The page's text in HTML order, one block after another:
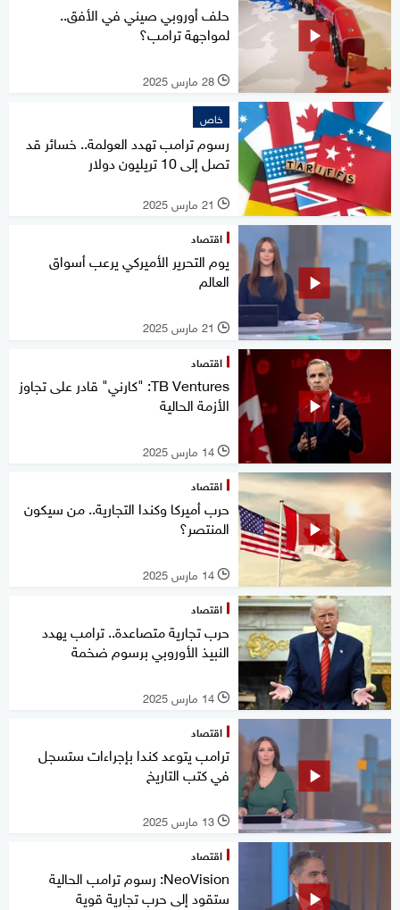
حلف أوروبي صيني في الأفق..
لمواجهة ترامب؟
l 28 مارس 2025
خاص
رسوم ترامب تهدد العولمة.. خسائر قد
تصل إلى 10 تريليون دولار
l 21 مارس 2025
اقتصاد
يوم التحرير الأميركي يرعب أسواق
العالم
l 21 مارس 2025
اقتصاد
TB Ventures: "كارني" قادر على تجاوز
الأزمة الحالية
l 14 مارس 2025
اقتصاد
حرب أميركا وكندا التجارية.. من سيكون
المنتصر؟
l 14 مارس 2025
اقتصاد
حرب تجارية متصاعدة.. ترامب يهدد
النبيذ الأوروبي برسوم ضخمة
l 14 مارس 2025
اقتصاد
ترامب يتوعد كندا بإجراءات ستسجل
في كتب التاريخ
l 13 مارس 2025
اقتصاد
NeoVision: رسوم ترامب الحالية
ستقود إلى حرب تجارية قوية